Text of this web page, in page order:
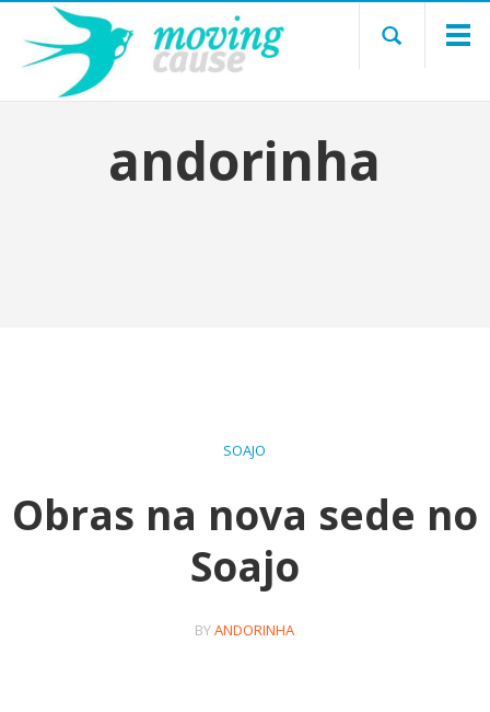
andorinha
SOAJO
Obras na nova sede no
Soajo
BYANDORINHA